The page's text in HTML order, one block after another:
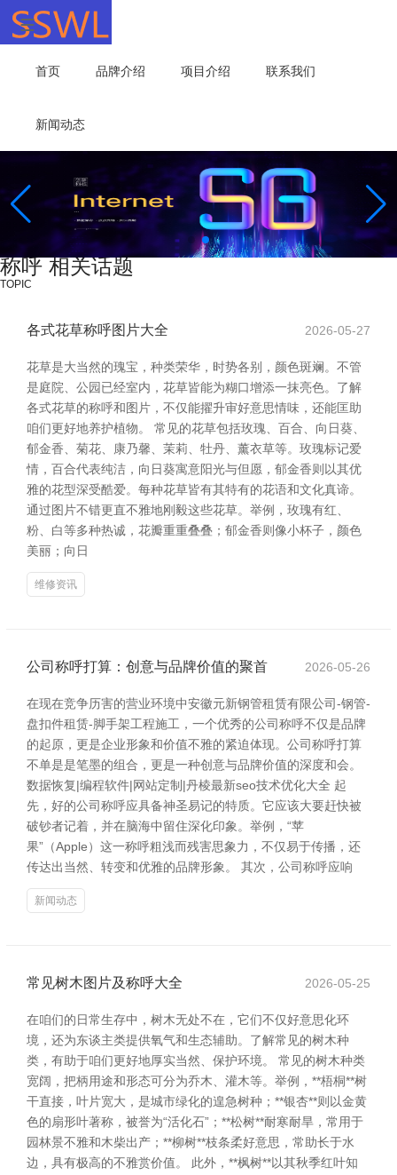
首页 品牌介绍 项目介绍 联系我们
新闻动态
称呼 相关话题
TOPIC
各式花草称呼图片大全 2026-05-27
花草是大当然的瑰宝，种类荣华，时势各别，颜色斑斓。不管
是庭院、公园已经室内，花草皆能为糊口增添一抹亮色。了解
各式花草的称呼和图片，不仅能擢升审好意思情味，还能匡助
咱们更好地养护植物。 常见的花草包括玫瑰、百合、向日葵、
郁金香、菊花、康乃馨、茉莉、牡丹、薰衣草等。玫瑰标记爱
情，百合代表纯洁，向日葵寓意阳光与但愿，郁金香则以其优
雅的花型深受酷爱。每种花草皆有其特有的花语和文化真谛。
通过图片不错更直不雅地刚毅这些花草。举例，玫瑰有红、
粉、白等多种热诚，花瓣重重叠叠；郁金香则像小杯子，颜色
美丽；向日
维修资讯
公司称呼打算：创意与品牌价值的聚首 2026-05-26
在现在竞争历害的营业环境中安徽元新钢管租赁有限公司-钢管-
盘扣件租赁-脚手架工程施工，一个优秀的公司称呼不仅是品牌
的起原，更是企业形象和价值不雅的紧迫体现。公司称呼打算
不单是是笔墨的组合，更是一种创意与品牌价值的深度和会。
数据恢复|编程软件|网站定制|丹棱最新seo技术优化大全 起
先，好的公司称呼应具备神圣易记的特质。它应该大要赶快被
破钞者记着，并在脑海中留住深化印象。举例，“苹
果”（Apple）这一称呼粗浅而残害思象力，不仅易于传播，还
传达出当然、转变和优雅的品牌形象。 其次，公司称呼应响
新闻动态
常见树木图片及称呼大全 2026-05-25
在咱们的日常生存中，树木无处不在，它们不仅好意思化环
境，还为东谈主类提供氧气和生态辅助。了解常见的树木种
类，有助于咱们更好地厚实当然、保护环境。 常见的树木种类
宽阔，把柄用途和形态可分为乔木、灌木等。举例，**梧桐**树
干直接，叶片宽大，是城市绿化的遑急树种；**银杏**则以金黄
色的扇形叶著称，被誉为“活化石”；**松树**耐寒耐旱，常用于
园林景不雅和木柴出产；**柳树**枝条柔好意思，常助长于水
边，具有极高的不雅赏价值。 此外，**枫树**以其秋季红叶知